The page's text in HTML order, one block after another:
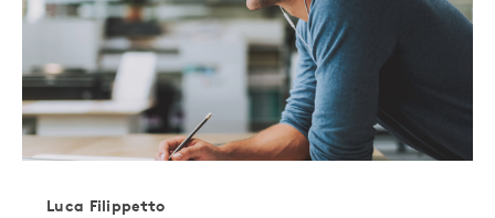
Luca Filippetto